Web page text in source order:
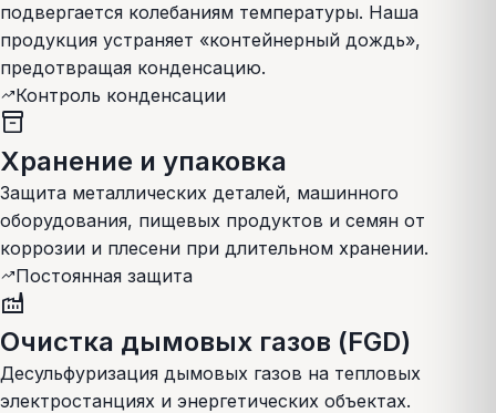
подвергается колебаниям температуры. Наша
продукция устраняет «контейнерный дождь»,
предотвращая конденсацию.
trending_upКонтроль конденсации
inventory_2
Хранение и упаковка
Защита металлических деталей, машинного
оборудования, пищевых продуктов и семян от
коррозии и плесени при длительном хранении.
trending_upПостоянная защита
factory
Очистка дымовых газов (FGD)
Десульфуризация дымовых газов на тепловых
электростанциях и энергетических объектах.